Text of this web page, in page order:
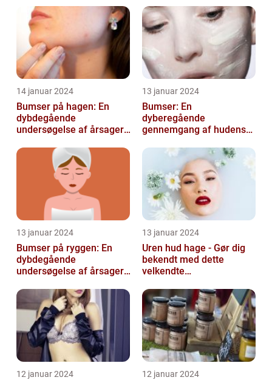
14 januar 2024
Bumser på hagen: En
dybdegående
undersøgelse af årsager,
forebyggelse
13 januar 2024
Bumser: En
dyberegående
gennemgang af hudens
13 januar 2024
Bumser på ryggen: En
dybdegående
undersøgelse af årsager,
forebyggelse
13 januar 2024
Uren hud hage - Gør dig
bekendt med dette
velkendte
12 januar 2024 12 januar 2024